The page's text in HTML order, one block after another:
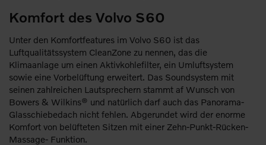
Komfort des Volvo S60
Unter den Komfortfeatures im Volvo S60 ist das
Luftqualitätssystem CleanZone zu nennen, das die
Klimaanlage um einen Aktivkohlefilter, ein Umluftsystem
sowie eine Vorbelüftung erweitert. Das Soundsystem mit
seinen zahlreichen Lautsprechern stammt af Wunsch von
Bowers & Wilkins® und natürlich darf auch das Panorama-
Glasschiebedach nicht fehlen. Abgerundet wird der enorme
Komfort von belüfteten Sitzen mit einer Zehn-Punkt-Rücken-
Massage- Funktion.